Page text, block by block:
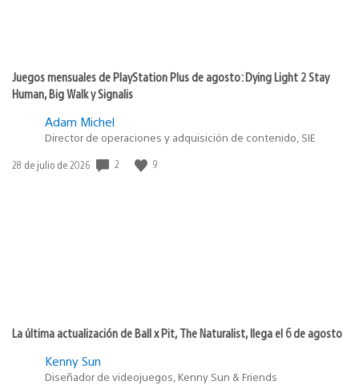
Juegos mensuales de PlayStation Plus de agosto: Dying Light 2 Stay
Human, Big Walk y Signalis
Adam Michel
Director de operaciones y adquisición de contenido, SIE
Fecha
28 de julio de 2026 2 9
La última actualización de Ball x Pit, The Naturalist, llega el 6 de agosto
Kenny Sun
Diseñador de videojuegos, Kenny Sun & Friends